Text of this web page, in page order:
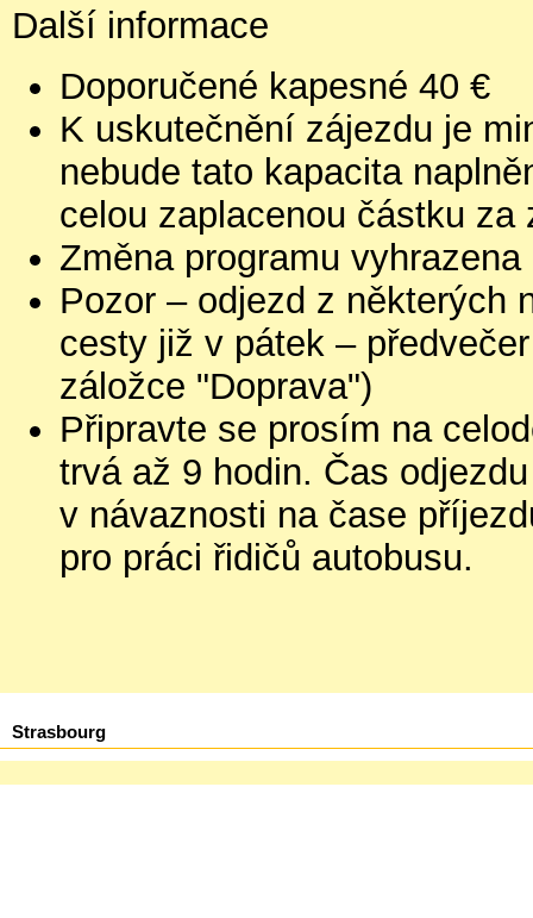
Další informace
Doporučené kapesné 40 €
K uskutečnění zájezdu je
nebude tato kapacita
celou zaplacenou částku za
Změna programu vyhrazena
Pozor – odjezd z některých
cesty již v pátek –
záložce "Doprava")
Připravte se prosím na
trvá až 9 hodin. Čas
v návaznosti na čase
pro práci řidičů autobusu.
Strasbourg